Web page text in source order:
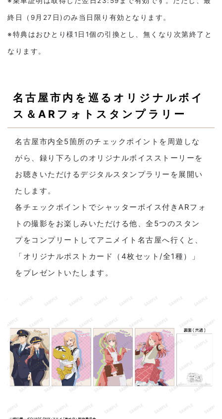
終日（9月27日)のみ当日限り有効となります。
※特典はおひとり様1日1個の引換とし、無くなり次第終了と
なります。
名古屋市内を巡るオリジナルボイ
ス＆ARフォトスタンプラリー
名古屋市内全5箇所のチェックポイントを周遊しな
がら、録り下ろしのオリジナルボイスストーリーを
お聴きいただけるデジタルスタンプラリーを展開い
たします。
各チェックポイントでシャッターボイス付きARフォ
トの撮影をお楽しみいただける他、全5つのスタン
プをコンプリートしてアニメイト名古屋へ行くと、
「オリジナルポストカード（4枚セット/全1種）」
をプレゼントいたします。